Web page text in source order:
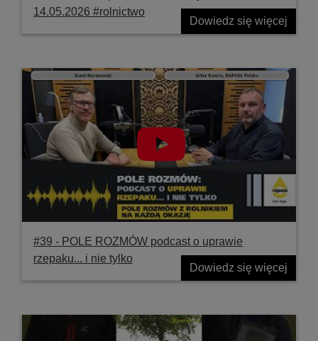
14.05.2026 #rolnictwo
Dowiedz się więcej
#39 ‐ POLE ROZMÓW podcast o uprawie
rzepaku... i nie tylko
Dowiedz się więcej